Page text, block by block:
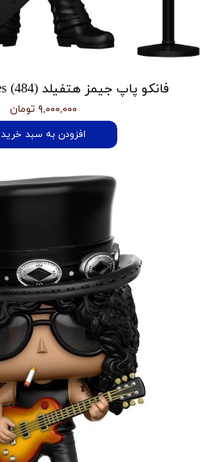
فانکو پاپ جیمز هتفیلد Metallica - James (484)
۹,۰۰۰,۰۰۰ تومان
افزودن به سبد خرید